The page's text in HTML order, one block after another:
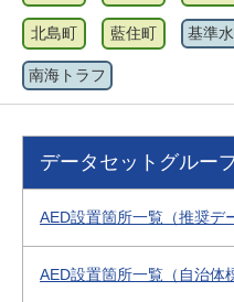
北島町 藍住町 基準
南海トラフ
データセットグルー
AED設置箇所一覧（推奨デ
AED設置箇所一覧（自治体